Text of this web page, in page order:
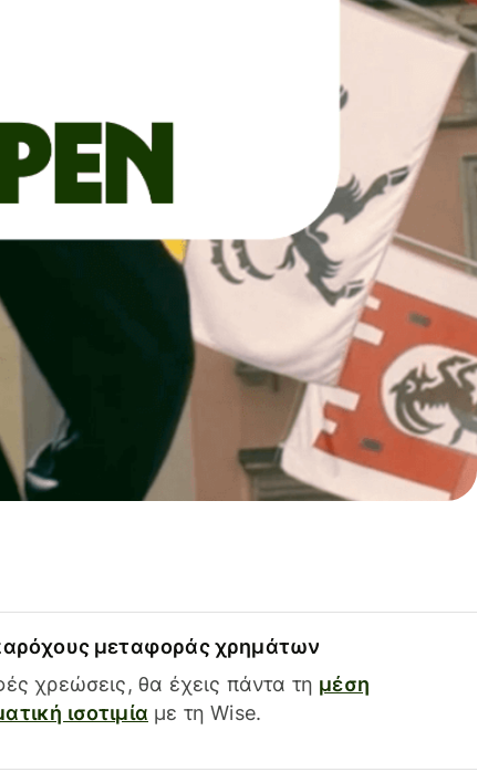
μεταφοράς χρημάτων
χρεώσεις, θα έχεις πάντα τη μέση
ισοτιμία με τη Wise.